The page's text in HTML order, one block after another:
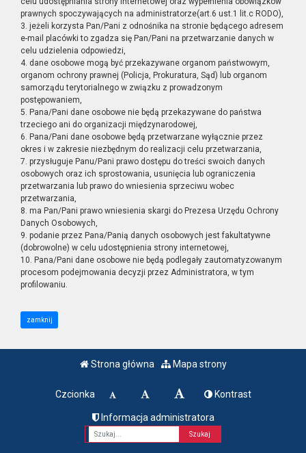
prawnych spoczywających na administratorze(art.6 ust.1 lit.c RODO),
3. jeżeli korzysta Pan/Pani z odnośnika na stronie będącego adresem
e-mail placówki to zgadza się Pan/Pani na przetwarzanie danych w
celu udzielenia odpowiedzi,
4. dane osobowe mogą być przekazywane organom państwowym,
organom ochrony prawnej (Policja, Prokuratura, Sąd) lub organom
samorządu terytorialnego w związku z prowadzonym
postępowaniem,
5. Pana/Pani dane osobowe nie będą przekazywane do państwa
trzeciego ani do organizacji międzynarodowej,
6. Pana/Pani dane osobowe będą przetwarzane wyłącznie przez
okres i w zakresie niezbędnym do realizacji celu przetwarzania,
7. przysługuje Panu/Pani prawo dostępu do treści swoich danych
osobowych oraz ich sprostowania, usunięcia lub ograniczenia
przetwarzania lub prawo do wniesienia sprzeciwu wobec
przetwarzania,
8. ma Pan/Pani prawo wniesienia skargi do Prezesa Urzędu Ochrony
Danych Osobowych,
9. podanie przez Pana/Panią danych osobowych jest fakultatywne
(dobrowolne) w celu udostępnienia strony internetowej,
10. Pana/Pani dane osobowe nie będą podlegały zautomatyzowanym
procesom podejmowania decyzji przez Administratora, w tym
profilowaniu.
zamknij
Strona główna Mapa strony
Czcionka Kontrast
Informacja administratora
Fraza